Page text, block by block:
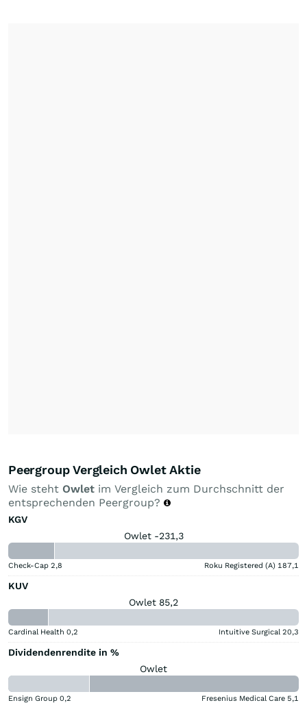
Peergroup Vergleich Owlet Aktie
Wie steht Owlet im Vergleich zum Durchschnitt der
entsprechenden Peergroup?
KGV
Owlet -231,3
Check-Cap 2,8 Roku Registered (A) 187,1
KUV
Owlet 85,2
Cardinal Health 0,2 Intuitive Surgical 20,3
Dividendenrendite in %
Owlet
Ensign Group 0,2 Fresenius Medical Care 5,1